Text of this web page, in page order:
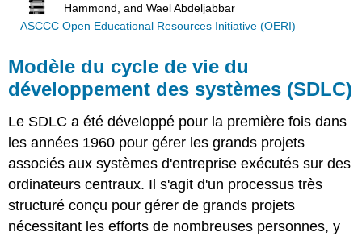
Hammond, and Wael Abdeljabbar
ASCCC Open Educational Resources Initiative (OERI)
Modèle du cycle de vie du
développement des systèmes (SDLC)
Le SDLC a été développé pour la première fois dans
les années 1960 pour gérer les grands projets
associés aux systèmes d'entreprise exécutés sur des
ordinateurs centraux. Il s'agit d'un processus très
structuré conçu pour gérer de grands projets
nécessitant les efforts de nombreuses personnes, y